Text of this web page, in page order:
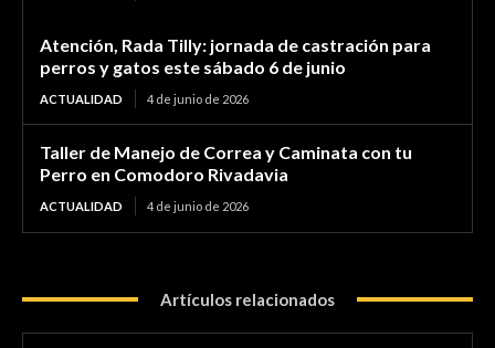
Atención, Rada Tilly: jornada de castración para
perros y gatos este sábado 6 de junio
ACTUALIDAD 4 de junio de 2026
Taller de Manejo de Correa y Caminata con tu
Perro en Comodoro Rivadavia
ACTUALIDAD 4 de junio de 2026
Artículos relacionados